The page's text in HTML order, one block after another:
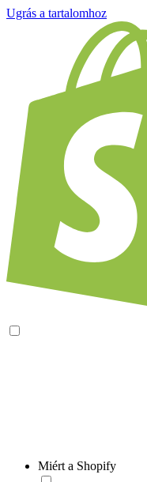
Ugrás a tartalomhoz
Miért a Shopify